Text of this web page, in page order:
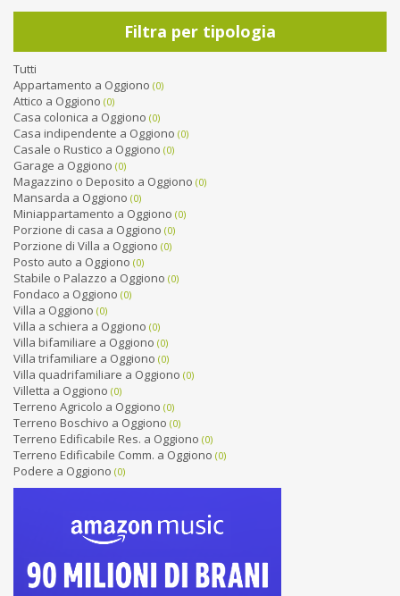
Filtra per tipologia
Tutti
Appartamento a Oggiono (0)
Attico a Oggiono (0)
Casa colonica a Oggiono (0)
Casa indipendente a Oggiono (0)
Casale o Rustico a Oggiono (0)
Garage a Oggiono (0)
Magazzino o Deposito a Oggiono (0)
Mansarda a Oggiono (0)
Miniappartamento a Oggiono (0)
Porzione di casa a Oggiono (0)
Porzione di Villa a Oggiono (0)
Posto auto a Oggiono (0)
Stabile o Palazzo a Oggiono (0)
Fondaco a Oggiono (0)
Villa a Oggiono (0)
Villa a schiera a Oggiono (0)
Villa bifamiliare a Oggiono (0)
Villa trifamiliare a Oggiono (0)
Villa quadrifamiliare a Oggiono (0)
Villetta a Oggiono (0)
Terreno Agricolo a Oggiono (0)
Terreno Boschivo a Oggiono (0)
Terreno Edificabile Res. a Oggiono (0)
Terreno Edificabile Comm. a Oggiono (0)
Podere a Oggiono (0)